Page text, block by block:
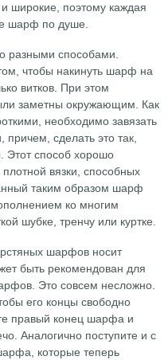
широкие, поэтому каждая
шарф по душе.
разными способами.
чтобы накинуть шарф на
витков. При этом
заметны окружающим. Как
необходимо завязать
причем, сделать это так,
Этот способ хорошо
вязки, способных
таким образом шарф
ко многим
шубке, тренчу или куртке.
шарфов носит
быть рекомендован для
Это совсем несложно.
его концы свободно
правый конец шарфа и
Аналогично поступите и с
которые теперь